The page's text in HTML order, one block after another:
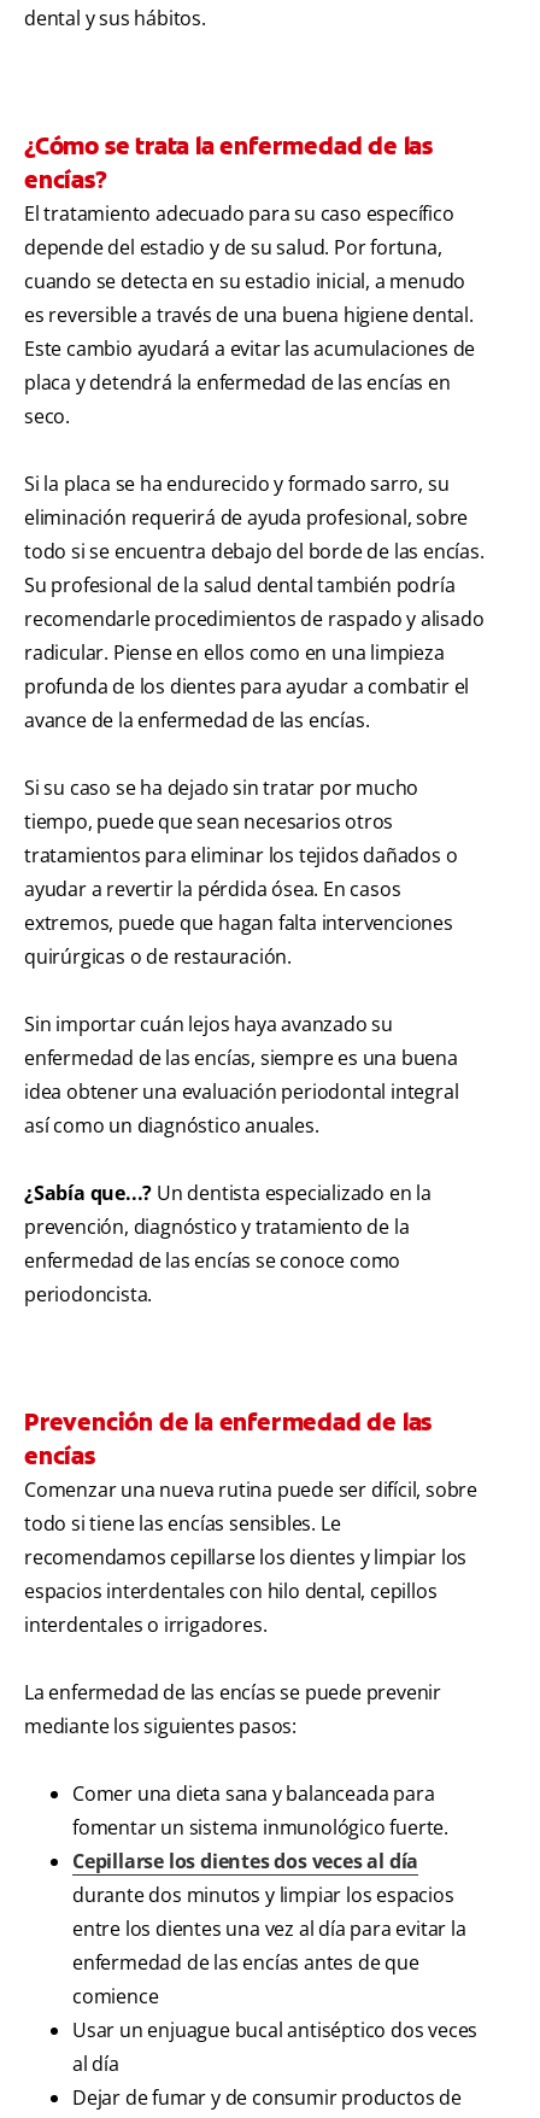
dental y sus hábitos.
¿Cómo se trata la enfermedad de las
encías?
El tratamiento adecuado para su caso específico
depende del estadio y de su salud. Por fortuna,
cuando se detecta en su estadio inicial, a menudo
es reversible a través de una buena higiene dental.
Este cambio ayudará a evitar las acumulaciones de
placa y detendrá la enfermedad de las encías en
seco.
Si la placa se ha endurecido y formado sarro, su
eliminación requerirá de ayuda profesional, sobre
todo si se encuentra debajo del borde de las encías.
Su profesional de la salud dental también podría
recomendarle procedimientos de raspado y alisado
radicular. Piense en ellos como en una limpieza
profunda de los dientes para ayudar a combatir el
avance de la enfermedad de las encías.
Si su caso se ha dejado sin tratar por mucho
tiempo, puede que sean necesarios otros
tratamientos para eliminar los tejidos dañados o
ayudar a revertir la pérdida ósea. En casos
extremos, puede que hagan falta intervenciones
quirúrgicas o de restauración.
Sin importar cuán lejos haya avanzado su
enfermedad de las encías, siempre es una buena
idea obtener una evaluación periodontal integral
así como un diagnóstico anuales.
¿Sabía que...? Un dentista especializado en la
prevención, diagnóstico y tratamiento de la
enfermedad de las encías se conoce como
periodoncista.
Prevención de la enfermedad de las
encías
Comenzar una nueva rutina puede ser difícil, sobre
todo si tiene las encías sensibles. Le
recomendamos cepillarse los dientes y limpiar los
espacios interdentales con hilo dental, cepillos
interdentales o irrigadores.
La enfermedad de las encías se puede prevenir
mediante los siguientes pasos:
Comer una dieta sana y balanceada para
fomentar un sistema inmunológico fuerte.
Cepillarse los dientes dos veces al día
durante dos minutos y limpiar los espacios
entre los dientes una vez al día para evitar la
enfermedad de las encías antes de que
comience
Usar un enjuague bucal antiséptico dos veces
al día
Dejar de fumar y de consumir productos de